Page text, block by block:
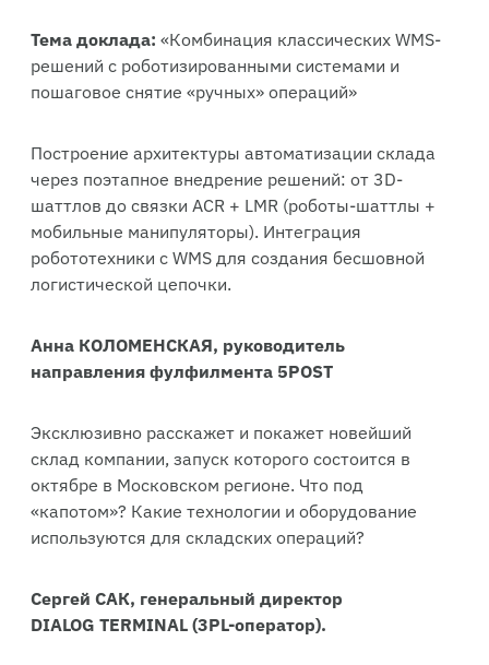
Тема доклада: «Комбинация классических WMS-
решений с роботизированными системами и
пошаговое снятие «ручных» операций»
Построение архитектуры автоматизации склада
через поэтапное внедрение решений: от 3D-
шаттлов до связки ACR + LMR (роботы-шаттлы +
мобильные манипуляторы). Интеграция
робототехники с WMS для создания бесшовной
логистической цепочки.
Анна КОЛОМЕНСКАЯ, руководитель
направления фулфилмента 5POST
Эксклюзивно расскажет и покажет новейший
склад компании, запуск которого состоится в
октябре в Московском регионе. Что под
«капотом»? Какие технологии и оборудование
используются для складских операций?
Сергей САК, генеральный директор
DIALOG TERMINAL (3PL-оператор).